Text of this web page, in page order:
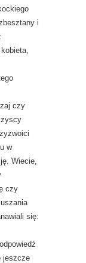
i
czy
w
Wiecie,
czy
się:
jeszcze